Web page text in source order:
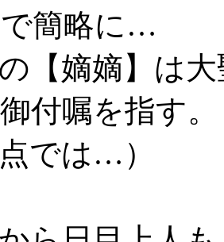
簡略に…
【嫡嫡】は
付嘱を指す
では…）